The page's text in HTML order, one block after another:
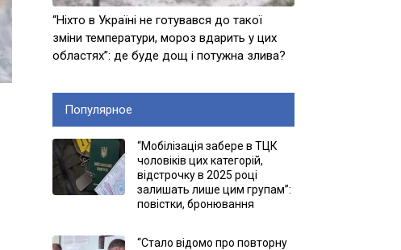
“Ніхто в Україні не готувався до такої
зміни температури, мороз вдарить у цих
областях”: де буде дощ і потужна злива?
Популярное
“Мобілізація забере в ТЦК
чоловіків цих категорій,
відстрочку в 2025 році
залишать лише цим групам”:
повістки, бронювання
“Стало відомо про повторну